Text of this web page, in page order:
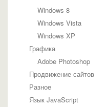
Windows 8
Windows Vista
Windows XP
Графика
Adobe Photoshop
Продвижение сайтов
Разное
Язык JavaScript